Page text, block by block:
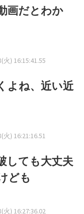
画だとわか
) 16:15:41.55
よね、近い近
) 16:21:16.51
しても大丈夫
ども
) 16:27:36.02